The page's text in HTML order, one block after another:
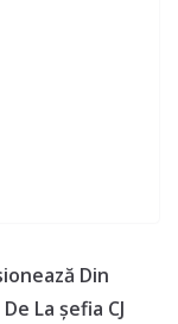
Din
La șefia CJ